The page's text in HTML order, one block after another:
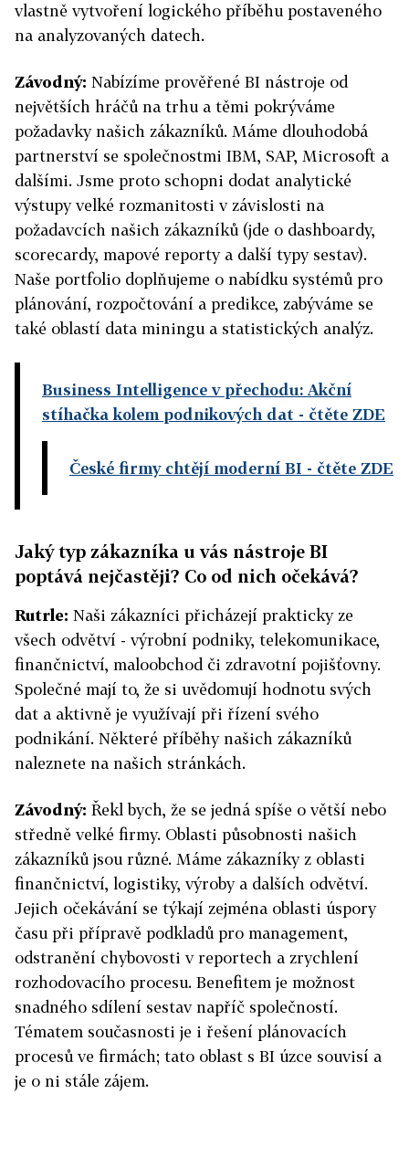
vlastně vytvoření logického příběhu postaveného
na analyzovaných datech.
Závodný: Nabízíme prověřené BI nástroje od
největších hráčů na trhu a těmi pokrýváme
požadavky našich zákazníků. Máme dlouhodobá
partnerství se společnostmi IBM, SAP, Microsoft a
dalšími. Jsme proto schopni dodat analytické
výstupy velké rozmanitosti v závislosti na
požadavcích našich zákazníků (jde o dashboardy,
scorecardy, mapové reporty a další typy sestav).
Naše portfolio doplňujeme o nabídku systémů pro
plánování, rozpočtování a predikce, zabýváme se
také oblastí data miningu a statistických analýz.
Business Intelligence v přechodu: Akční
stíhačka kolem podnikových dat - čtěte ZDE
České firmy chtějí moderní BI - čtěte ZDE
Jaký typ zákazníka u vás nástroje BI
poptává nejčastěji? Co od nich očekává?
Rutrle: Naši zákazníci přicházejí prakticky ze
všech odvětví - výrobní podniky, telekomunikace,
finančnictví, maloobchod či zdravotní pojišťovny.
Společné mají to, že si uvědomují hodnotu svých
dat a aktivně je využívají při řízení svého
podnikání. Některé příběhy našich zákazníků
naleznete na našich stránkách.
Závodný: Řekl bych, že se jedná spíše o větší nebo
středně velké firmy. Oblasti působnosti našich
zákazníků jsou různé. Máme zákazníky z oblasti
finančnictví, logistiky, výroby a dalších odvětví.
Jejich očekávání se týkají zejména oblasti úspory
času při přípravě podkladů pro management,
odstranění chybovosti v reportech a zrychlení
rozhodovacího procesu. Benefitem je možnost
snadného sdílení sestav napříč společností.
Tématem současnosti je i řešení plánovacích
procesů ve firmách; tato oblast s BI úzce souvisí a
je o ni stále zájem.